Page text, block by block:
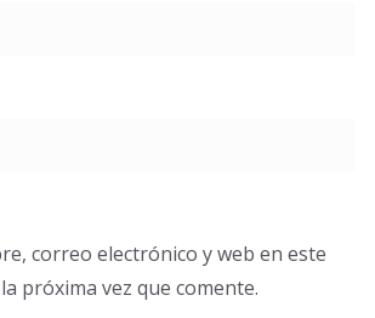
correo electrónico y web en este
próxima vez que comente.